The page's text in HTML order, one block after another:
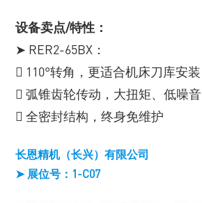
设备卖点/特性：
➤ RER2-65BX：
 110°转角，更适合机床刀库安装
 弧锥齿轮传动，大扭矩、低噪音
 全密封结构，终身免维护
长恩精机（长兴）有限公司
➤ 展位号：1-C07